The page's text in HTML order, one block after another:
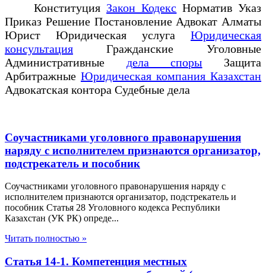
Конституция Закон Кодекс Норматив Указ
Приказ Решение Постановление Адвокат Алматы
Юрист Юридическая услуга Юридическая
консультация Гражданские Уголовные
Административные дела споры Защита
Арбитражные Юридическая компания Казахстан
Адвокатская контора Судебные дела
Соучастниками уголовного правонарушения
наряду с исполнителем признаются организатор,
подстрекатель и пособник
Соучастниками уголовного правонарушения наряду с
исполнителем признаются организатор, подстрекатель и
пособник Статья 28 Уголовного кодекса Республики
Казахстан (УК РК) опреде...
Читать полностью »
Статья 14-1. Компетенция местных